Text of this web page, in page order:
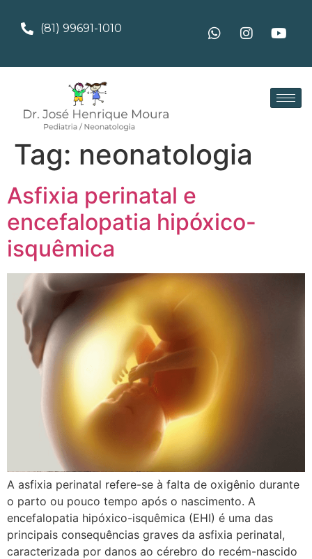
(81) 99691-1010
Tag: neonatologia
Asfixia perinatal e
encefalopatia hipóxico-
isquêmica
A asfixia perinatal refere-se à falta de oxigênio durante
o parto ou pouco tempo após o nascimento. A
encefalopatia hipóxico-isquêmica (EHI) é uma das
principais consequências graves da asfixia perinatal,
caracterizada por danos ao cérebro do recém-nascido